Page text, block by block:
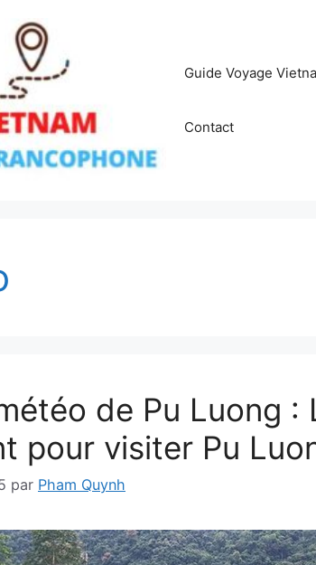
Guide Voyage
Contact
de Pu Luong :
pour visiter Pu
par Pham Quynh